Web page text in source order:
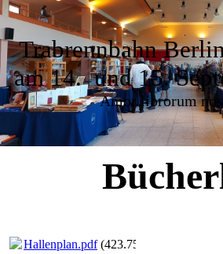
Trabrennbahn
am 14. und 15.
Amor librorum
Hallenplan.pdf(423.75KB)